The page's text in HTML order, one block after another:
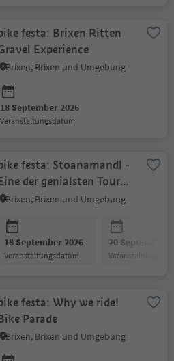
festa: Brixen Ritten
Experience
Brixen, Brixen und Umgebung
18 September 2026
Veranstaltungsdatum
festa: Stoanamandl -
der genialsten Touren
um Brixen
Brixen, Brixen und Umgebung
18 September 2026
Veranstaltungsdatum
20 September
festa: Why we ride!
Parade
Brixen, Brixen und Umgebung